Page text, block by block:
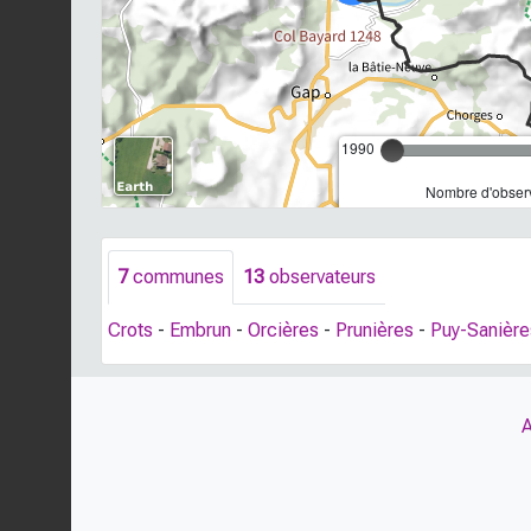
1990
Nombre
7communes 13 observateurs
Crots - Embrun - Orcières - Prunières - Puy-